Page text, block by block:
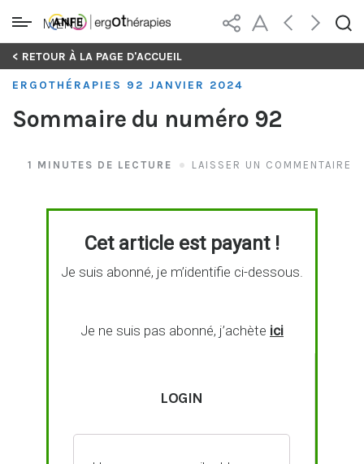
Skip
MENU
< RETOUR À LA PAGE D'ACCUEIL
ERGOTHÉRAPIES 92 JANVIER 2024
Sommaire du numéro 92
1 MINUTES DE LECTURE LAISSER UN COMMENTAIRE
Cet article est payant !
Je suis abonné, je m’identifie ci-dessous.
Je ne suis pas abonné, j’achète ici
LOGIN